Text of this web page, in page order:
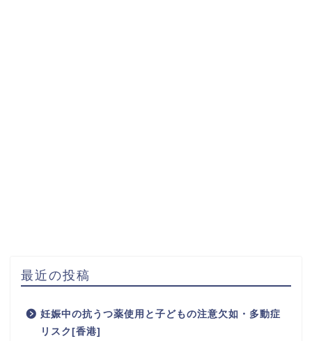
最近の投稿
妊娠中の抗うつ薬使用と子どもの注意欠如・多動症
リスク[香港]